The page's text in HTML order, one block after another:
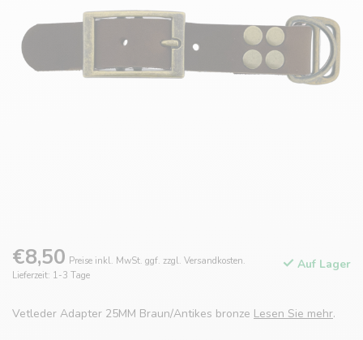
€8,50 Preise inkl. MwSt. ggf. zzgl. Versandkosten.
Lieferzeit: 1-3 Tage
Auf Lager
Vetleder Adapter 25MM Braun/Antikes bronze Lesen Sie mehr.